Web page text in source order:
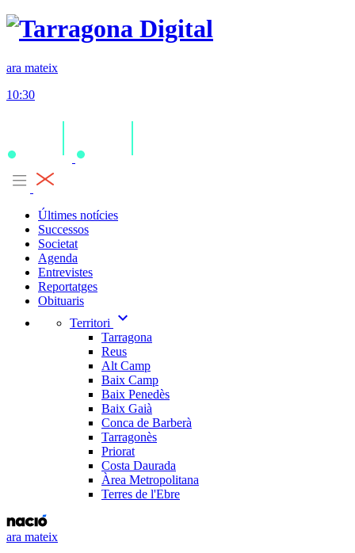
ara mateix
10:30
Últimes notícies
Successos
Societat
Agenda
Entrevistes
Reportatges
Obituaris
Territori
expand_more
Tarragona
Reus
Alt Camp
Baix Camp
Baix Penedès
Baix Gaià
Conca de Barberà
Tarragonès
Priorat
Costa Daurada
Àrea Metropolitana
Terres de l'Ebre
ara mateix